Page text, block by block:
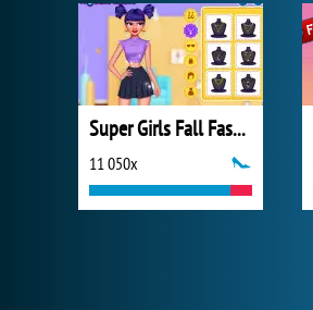
Super Girls Fall Fashion Trends
11 050x